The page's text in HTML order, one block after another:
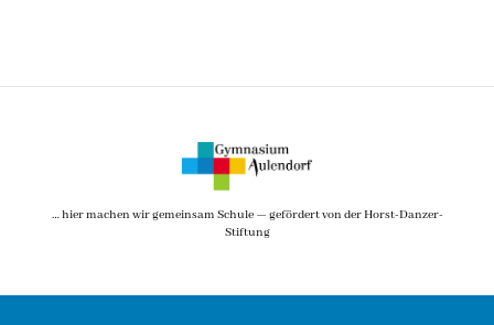
… hier machen wir gemeinsam Schule — gefördert von der Horst-Danzer-
Stiftung